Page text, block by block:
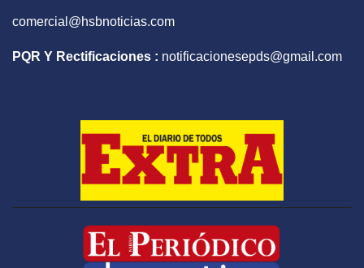
comercial@hsbnoticias.com
PQR Y Rectificaciones : notificacionesepds@gmail.com